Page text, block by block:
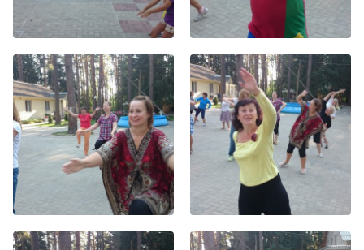
Серии проповедей
Хор
Прославление
Библия
Воскресная
школа
Фото Воскресной школы